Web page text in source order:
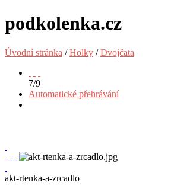
podkolenka.cz
Úvodní stránka /Holky /Dvojčata
7/9
Automatické přehrávání
akt-rtenka-a-zrcadlo